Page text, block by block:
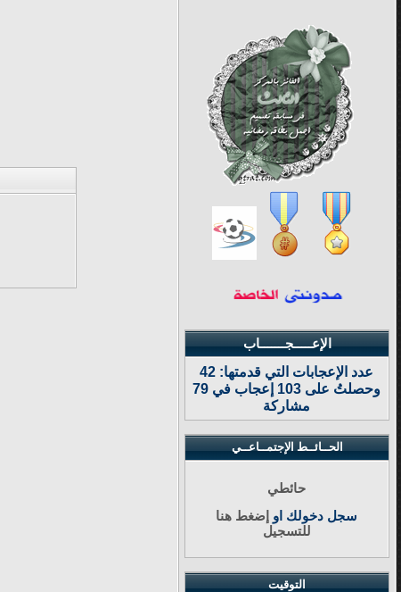
الإعـــــجـــــــاب
عدد الإعجابات التي قدمتها: 42
وحصلتُ على 103 إعجاب في 79
مشاركة
الحــائــط الإجتمــاعــي
حائطي
سجل دخولك او إضغط هنا
للتسجيل
التوقيت